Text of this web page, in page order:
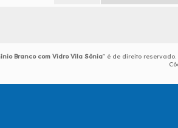
Branco com Vidro Vila Sônia" é de direito